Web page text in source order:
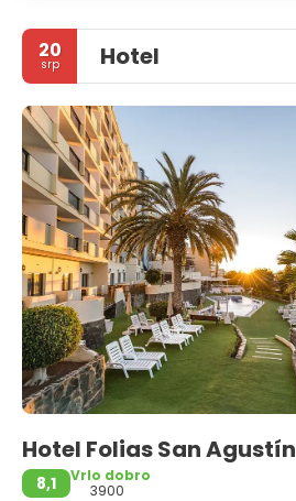
20
srp Hotel
Hotel Folias San Agustín
8,1
Vrlo dobro
3900